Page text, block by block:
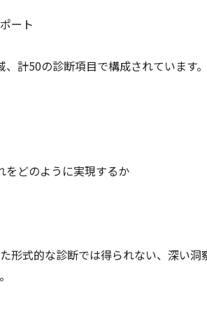
ート
計50の診断項目で構成されています。
どのように実現するか
式的な診断では得られない、深い洞